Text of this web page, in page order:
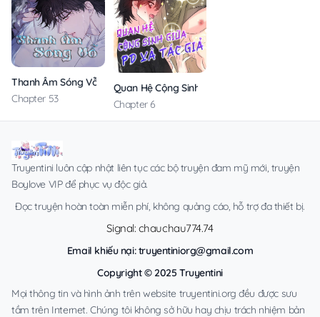
Thanh Âm Sóng Vỗ
Chapter 53
Quan Hệ Cộng Sinh Giữa PD Và Tác Giả
Chapter 6
Truyentini luôn cập nhật liên tục các bộ truyện đam mỹ mới, truyện
Boylove VIP để phục vụ độc giả.
Đọc truyện hoàn toàn miễn phí, không quảng cáo, hỗ trợ đa thiết bị.
Signal: chauchau774.74
Email khiếu nại:truyentiniorg@gmail.com
Copyright © 2025 Truyentini
Mọi thông tin và hình ảnh trên website truyentini.org đều được sưu
tầm trên Internet. Chúng tôi không sở hữu hay chịu trách nhiệm bản